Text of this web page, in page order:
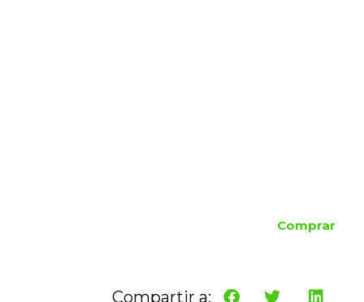
Comprar
Compartir a: